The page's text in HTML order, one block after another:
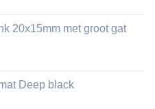
20x15mm met groot gat
Deep black